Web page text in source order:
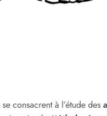
consacrent à l’étude des